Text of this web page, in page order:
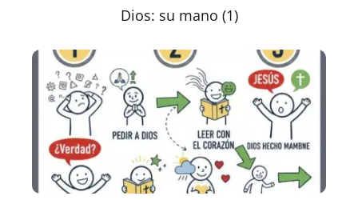
Dios: su mano (1)